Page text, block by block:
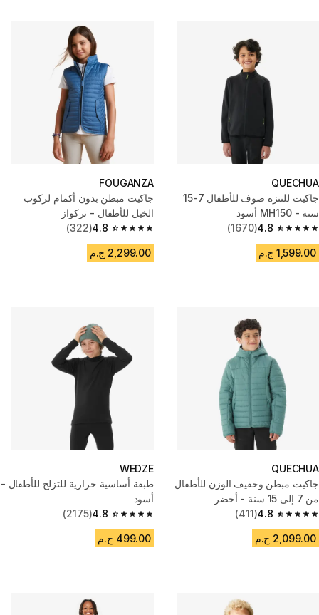
QUECHUA
جاكيت للتنزه صوف للأطفال 7-15
سنة - MH150 أسود
4.8
4.8 out of 5 stars from 1670 reviews
(1670)
1,599.00 ج.م
FOUGANZA
جاكيت مبطن بدون أكمام لركوب
الخيل للأطفال - تركواز
4.8
4.8 out of 5 stars from 322 reviews
(322)
2,299.00 ج.م
QUECHUA
جاكيت مبطن وخفيف الوزن للأطفال
من 7 إلى 15 سنة - أخضر
4.8
4.8 out of 5 stars from 411 reviews
(411)
2,099.00 ج.م
WEDZE
طبقة أساسية حرارية للتزلج للأطفال -
أسود
4.8
4.8 out of 5 stars from 2175 reviews
(2175)
499.00 ج.م